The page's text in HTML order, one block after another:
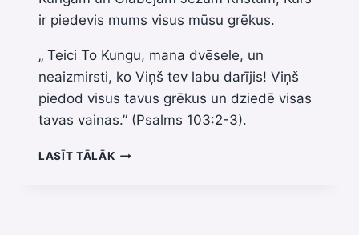
ir piedevis mums visus mūsu grēkus.
„ Teici To Kungu, mana dvēsele, un
neaizmirsti, ko Viņš tev labu darījis! Viņš
piedod visus tavus grēkus un dziedē visas
tavas vainas.” (Psalms 103:2-3).
LASĪT TĀLĀKAR